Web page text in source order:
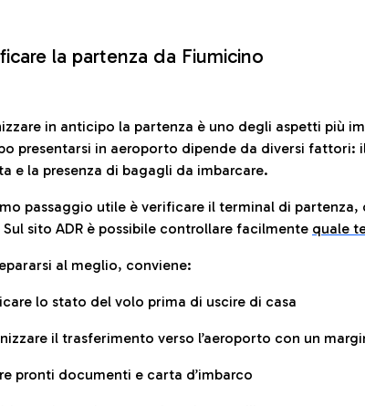
la partenza da Fiumicino
in anticipo la partenza è uno degli aspetti più
presentarsi in aeroporto dipende da diversi fattori:
e la presenza di bagagli da imbarcare.
passaggio utile è verificare il terminal di
Sul sito ADR è possibile controllare facilmente quale
al meglio, conviene:
lo stato del volo prima di uscire di casa
il trasferimento verso l’aeroporto con un
pronti documenti e carta d’imbarco